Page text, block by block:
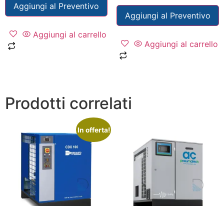
Aggiungi al Preventivo
Aggiungi al carrello
Aggiungi al Preventivo
Aggiungi al carrello
Prodotti correlati
In offerta!